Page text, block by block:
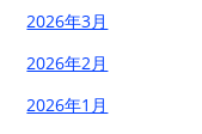
2026年3月
2026年2月
2026年1月